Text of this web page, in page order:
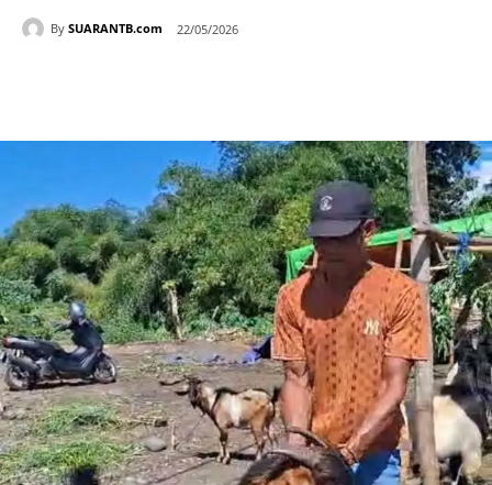
By SUARANTB.com 22/05/2026